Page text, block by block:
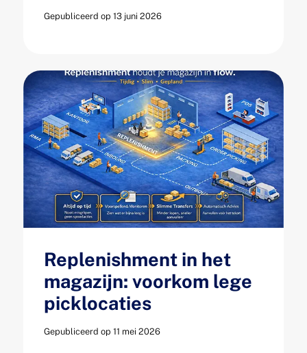
Gepubliceerd op 13 juni 2026
Replenishment in het
magazijn: voorkom lege
picklocaties
Gepubliceerd op 11 mei 2026